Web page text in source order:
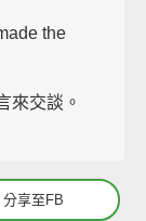
the
來交談。
分享至FB